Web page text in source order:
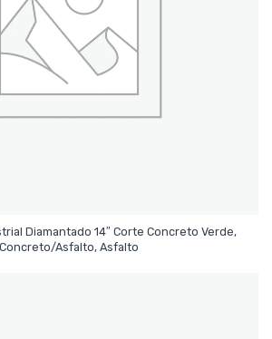
Diamantado 14″ Corte Concreto Verde,
Concreto/Asfalto, Asfalto
Leer Más